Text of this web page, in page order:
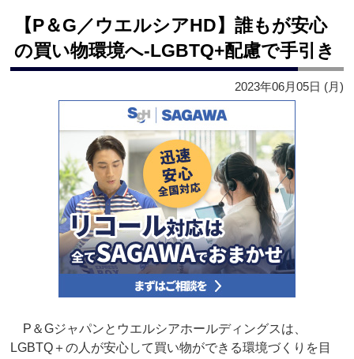
【P＆G／ウエルシアHD】誰もが安心
の買い物環境へ‐LGBTQ+配慮で手引き
2023年06月05日 (月)
P＆Gジャパンとウエルシアホールディングスは、
LGBTQ＋の人が安心して買い物ができる環境づくりを目